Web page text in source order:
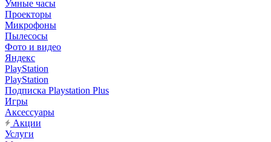
Умные часы
Проекторы
Микрофоны
Пылесосы
Фото и видео
Яндекс
PlayStation
PlayStation
Подписка Playstation Plus
Игры
Аксессуары
Акции
Услуги